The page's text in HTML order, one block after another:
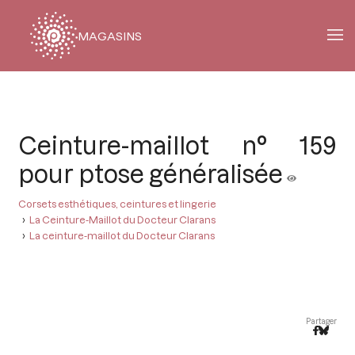
MAGASINS
Ceinture-maillot n° 159
pour ptose généralisée
Corsets esthétiques, ceintures et lingerie
La Ceinture-Maillot du Docteur Clarans
La ceinture-maillot du Docteur Clarans
Partager